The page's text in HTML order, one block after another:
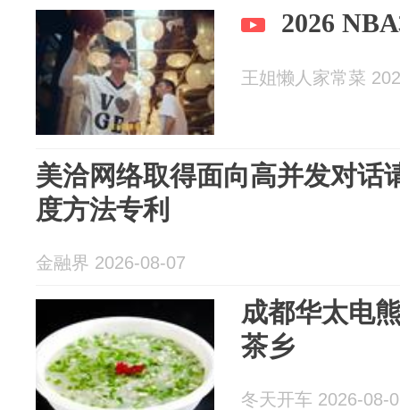
2026
王姐懒人家常菜
美洽网络取得面向高并发对话
度方法专利
金融界 2026-08-07
成都华太电
茶乡
冬天开车 2026-08-